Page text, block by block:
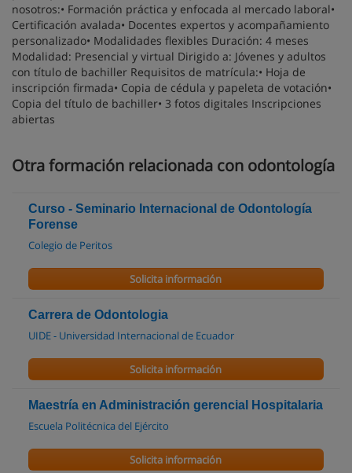
nosotros:• Formación práctica y enfocada al mercado laboral•
Certificación avalada• Docentes expertos y acompañamiento
personalizado• Modalidades flexibles Duración: 4 meses
Modalidad: Presencial y virtual Dirigido a: Jóvenes y adultos
con título de bachiller Requisitos de matrícula:• Hoja de
inscripción firmada• Copia de cédula y papeleta de votación•
Copia del título de bachiller• 3 fotos digitales Inscripciones
abiertas
Otra formación relacionada con odontología
Curso - Seminario Internacional de Odontología
Forense
Colegio de Peritos
Solicita información
Carrera de Odontologia
UIDE - Universidad Internacional de Ecuador
Solicita información
Maestría en Administración gerencial Hospitalaria
Escuela Politécnica del Ejército
Solicita información